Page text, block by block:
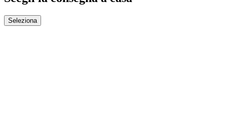
Seleziona